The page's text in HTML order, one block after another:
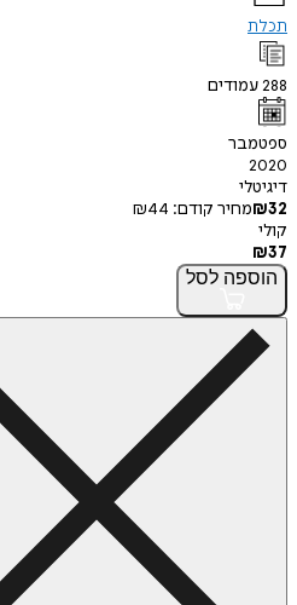
תכלת
288עמודים
ספטמבר
2020
דיגיטלי
₪32 מחיר קודם: ₪44
קולי
₪37
הוספה לסל